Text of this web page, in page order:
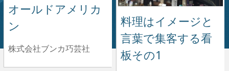
オールドアメリカ
ン
株式会社ブンカ巧芸社
料理はイメージと
言葉で集客する看
板その1